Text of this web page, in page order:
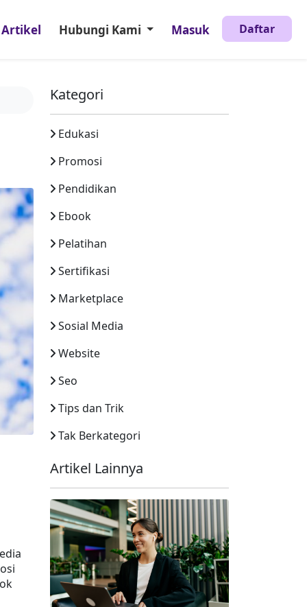
Artikel Hubungi Kami Masuk Daftar
Kategori
Edukasi
Promosi
Pendidikan
Ebook
Pelatihan
Sertifikasi
Marketplace
Sosial Media
Website
Seo
Tips dan Trik
Tak Berkategori
Artikel Lainnya